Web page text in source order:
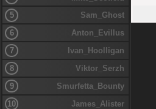
5
Sam_Ghost
6
Anton_Evillus
7
Ivan_Hoolligan
8
Viktor_Serzh
9
Smurfetta_Bounty
10
James_Alister